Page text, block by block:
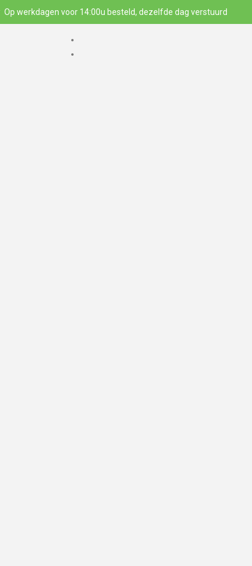
Op werkdagen voor 14:00u besteld, dezelfde dag verstuurd